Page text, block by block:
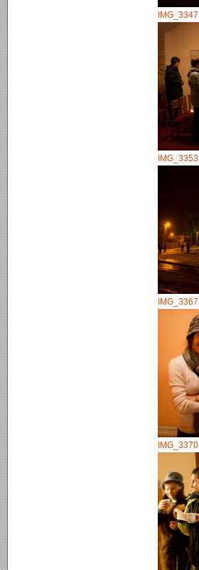
IMG_3347
IMG_3353
IMG_3367
IMG_3370